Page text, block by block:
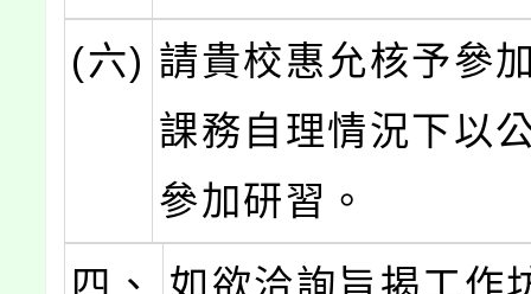
(六) 請貴校惠允核予參
課務自理情況下以
參加研習。
四、
如欲洽詢旨揭工作